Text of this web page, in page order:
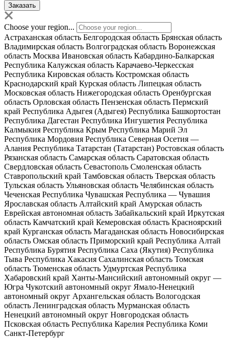
Choose your region...
Астраханская область Белгородская область Брянская область
Владимирская область Волгоградская область Воронежская
область Москва Ивановская область Кабардино-Балкарская
Республика Калужская область Карачаево-Черкесская
Республика Кировская область Костромская область
Краснодарский край Курская область Липецкая область
Московская область Нижегородская область Оренбургская
область Орловская область Пензенская область Пермский
край Республика Адыгея (Адыгея) Республика Башкортостан
Республика Дагестан Республика Ингушетия Республика
Калмыкия Республика Крым Республика Марий Эл
Республика Мордовия Республика Северная Осетия —
Алания Республика Татарстан (Татарстан) Ростовская область
Рязанская область Самарская область Саратовская область
Свердловская область Севастополь Смоленская область
Ставропольский край Тамбовская область Тверская область
Тульская область Ульяновская область Челябинская область
Чеченская Республика Чувашская Республика — Чувашия
Ярославская область Алтайский край Амурская область
Еврейская автономная область Забайкальский край Иркутская
область Камчатский край Кемеровская область Красноярский
край Курганская область Магаданская область Новосибирская
область Омская область Приморский край Республика Алтай
Республика Бурятия Республика Саха (Якутия) Республика
Тыва Республика Хакасия Сахалинская область Томская
область Тюменская область Удмуртская Республика
Хабаровский край Ханты-Мансийский автономный округ —
Югра Чукотский автономный округ Ямало-Ненецкий
автономный округ Архангельская область Вологодская
область Ленинградская область Мурманская область
Ненецкий автономный округ Новгородская область
Псковская область Республика Карелия Республика Коми
Санкт-Петербург